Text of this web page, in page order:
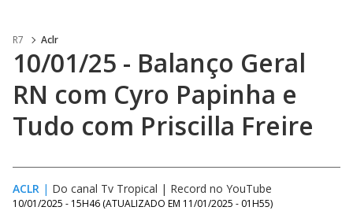
R7 Aclr
10/01/25 - Balanço Geral
RN com Cyro Papinha e
Tudo com Priscilla Freire
ACLR | Do canal Tv Tropical | Record no YouTube
10/01/2025 - 15H46 (ATUALIZADO EM 11/01/2025 - 01H55)